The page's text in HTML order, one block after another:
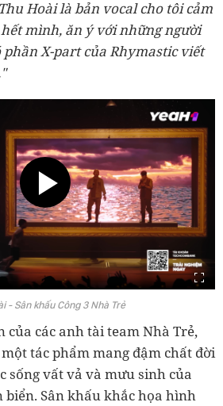
Hoài là bản vocal cho tôi cảm
mình, ăn ý với những người
phần X-part của Rhymastic viết
- Sân khấu Công 3 Nhà Trẻ
các anh tài team Nhà Trẻ,
tác phẩm mang đậm chất đời
sống vất vả và mưu sinh của
Sân khấu khắc họa hình